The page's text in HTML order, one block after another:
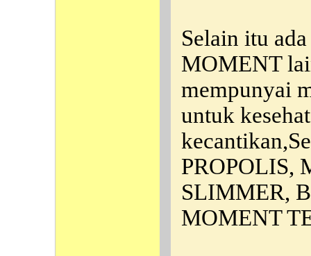
Selain itu
MOMENT
mempunyai
untuk
PROPOLIS,
SLIMMER,
MOMENT